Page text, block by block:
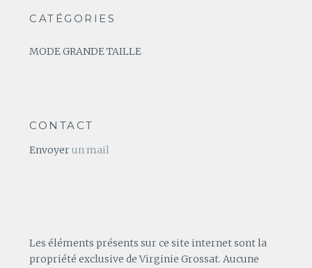
CATÉGORIES
MODE GRANDE TAILLE
CONTACT
Envoyerun mail
Les éléments présents sur ce site internet sont la
propriété exclusive de Virginie Grossat. Aucune